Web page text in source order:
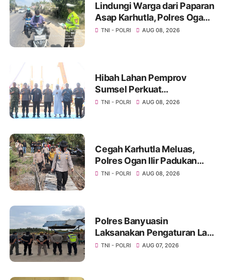
Lindungi Warga dari Paparan
Asap Karhutla, Polres Ogan
Ilir Bagikan Masker Kepada
TNI - POLRI AUG 08, 2026
Hibah Lahan Pemprov
Sumsel Perkuat
Transformasi Pelayanan
TNI - POLRI AUG 08, 2026
Cegah Karhutla Meluas,
Polres Ogan Ilir Padukan
Patroli Drone dengan
TNI - POLRI AUG 08, 2026
Polres Banyuasin
Laksanakan Pengaturan Lalu
Lintas di Simpang Pintu Tol
TNI - POLRI AUG 07, 2026